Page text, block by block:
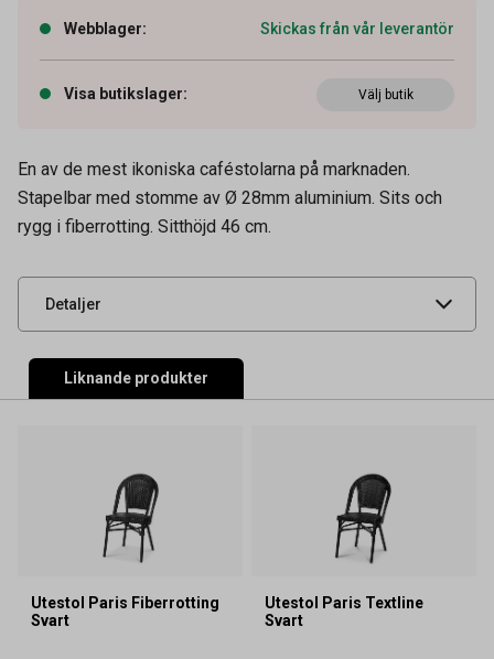
Webblager: Skickas från vår leverantör
Visa butikslager: Välj butik
En av de mest ikoniska caféstolarna på marknaden.
Stapelbar med stomme av Ø 28mm aluminium. Sits och
rygg i fiberrotting. Sitthöjd 46 cm.
Detaljer
Artikelnummer 69090060
Leverantörens
UNSPSC 56101501
Liknande produkter
Utestol Paris Fiberrotting
Svart
Utestol Paris Textline
Svart